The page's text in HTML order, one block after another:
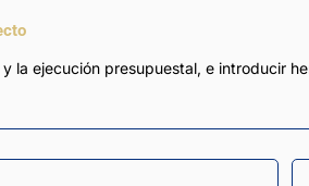
ejecución presupuestal, e introducir